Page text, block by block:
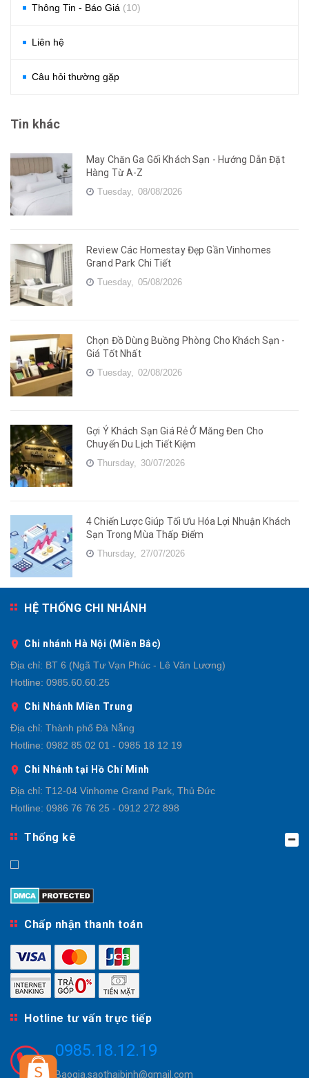
Thông Tin - Báo Giá (10)
Liên hệ
Câu hỏi thường gặp
Tin khác
May Chăn Ga Gối Khách Sạn - Hướng Dẫn Đặt
Hàng Từ A-Z
Tuesday, 08/08/2026
Review Các Homestay Đẹp Gần Vinhomes
Grand Park Chi Tiết
Tuesday, 05/08/2026
Chọn Đồ Dùng Buồng Phòng Cho Khách Sạn -
Giá Tốt Nhất
Tuesday, 02/08/2026
Gợi Ý Khách Sạn Giá Rẻ Ở Măng Đen Cho
Chuyến Du Lịch Tiết Kiệm
Thursday, 30/07/2026
4 Chiến Lược Giúp Tối Ưu Hóa Lợi Nhuận Khách
Sạn Trong Mùa Thấp Điểm
Thursday, 27/07/2026
HỆ THỐNG CHI NHÁNH
Chi nhánh Hà Nội (Miền Bắc)
Địa chỉ: BT 6 (Ngã Tư Vạn Phúc - Lê Văn Lương)
Hotline: 0985.60.60.25
Chi Nhánh Miền Trung
Địa chỉ: Thành phố Đà Nẵng
Hotline: 0982 85 02 01 - 0985 18 12 19
Chi Nhánh tại Hồ Chí Minh
Địa chỉ: T12-04 Vinhome Grand Park, Thủ Đức
Hotline: 0986 76 76 25 - 0912 272 898
Thống kê
Chấp nhận thanh toán
Hotline tư vấn trực tiếp
0985.18.12.19
Baogia.saothaibinh@gmail.com